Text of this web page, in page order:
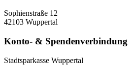
Sophienstraße 12
42103 Wuppertal
Konto- & Spendenverbindung
Stadtsparkasse Wuppertal